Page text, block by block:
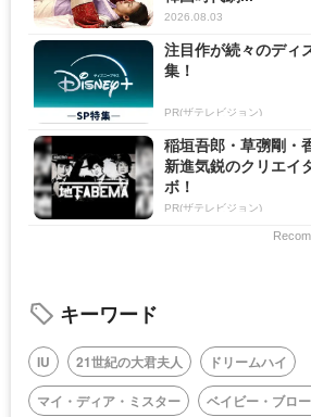
2026.08.03
注目作が続々のディ
集！
PR(ザテレビジョン)
稲垣吾郎・草彅剛・
新進気鋭のクリエイ
ボ！
PR(ザテレビジョン)
キーワード
IU 21世紀の大君夫人
ドリームハイ
マイ・ディア・ミスター
ベイビー・ブロ